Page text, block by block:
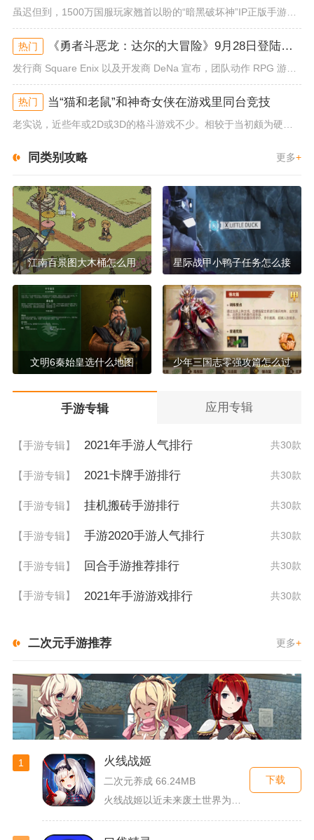
虽迟但到，1500万国服玩家翘首以盼的“暗黑破坏神”IP正版手游《暗黑破坏神：不朽》已于今日全平台上线！动作RPG王者再...
热门 《勇者斗恶龙：达尔的大冒险》9月28日登陆苹果谷歌应用商店
发行商 Square Enix 以及开发商 DeNa 宣布，团队动作 RPG 游戏《勇者斗恶龙：达尔的大冒险 魂之绊》将...
热门 当“猫和老鼠”和神奇女侠在游戏里同台竞技
同类别攻略 更多+
江南百景图大木桶怎么用 星际战甲小鸭子任务怎么接
文明6秦始皇选什么地图 少年三国志零强攻篇怎么过
手游专辑 应用专辑
【手游专辑】 2021年手游人气排行 共30款
【手游专辑】 2021卡牌手游排行 共30款
【手游专辑】 挂机搬砖手游排行 共30款
【手游专辑】 手游2020手游人气排行 共30款
【手游专辑】 回合手游推荐排行 共30款
【手游专辑】 2021年手游游戏排行 共30款
二次元手游推荐 更多+
1 火线战姬
二次元养成 66.24MB
下载